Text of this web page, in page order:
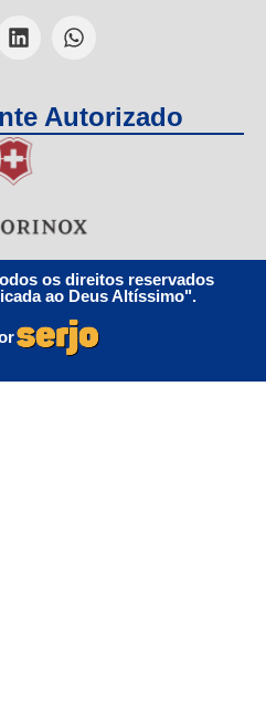
Autorizado
os direitos reservados
ao Deus Altíssimo".